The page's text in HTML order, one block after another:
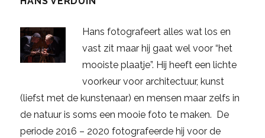
Hans fotografeert alles wat los en
vast zit maar hij gaat wel voor “het
mooiste plaatje”. Hij heeft een lichte
voorkeur voor architectuur, kunst
(liefst met de kunstenaar) en mensen maar zelfs in
de natuur is soms een mooie foto te maken. De
periode 2016 – 2020 fotografeerde hij voor de